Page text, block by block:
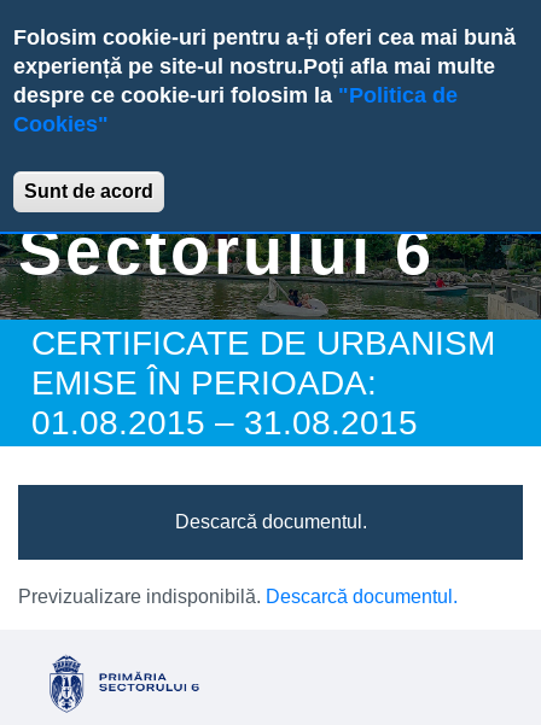
Folosim cookie-uri pentru a-ți oferi cea mai bună
experiență pe site-ul nostru.Poți afla mai multe
despre ce cookie-uri folosim la "Politica de
Cookies"
Sunt de acord
to
main
content
Primăria
Sectorului 6
CERTIFICATE DE URBANISM
EMISE ÎN PERIOADA:
01.08.2015 – 31.08.2015
Descarcă documentul.
Previzualizare indisponibilă. Descarcă documentul.